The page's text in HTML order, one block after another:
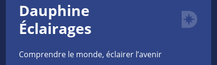
Dauphine
Éclairages
Comprendre le monde, éclairer l’avenir